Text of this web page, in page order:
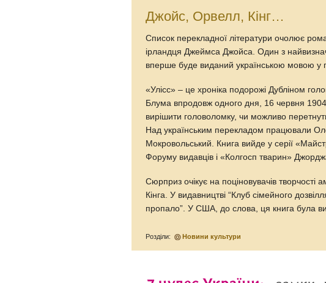
Джойс, Орвелл, Кінг…
Список перекладної літератури очолює
ірландця Джеймса Джойса. Один з
вперше буде виданий українською мовою у
«Улісс» – це хроніка подорожі Дубліном
Блума впродовж одного дня, 16 червня
вирішити головоломку, чи можливо
Над українським перекладом працювали
Мокровольський. Книга вийде у серії
Форуму видавців і «Колгосп тварин»
Сюрприз очікує на поціновувачів творчості
Кінга. У видавництві “Клуб сімейного
пропало”. У США, до слова, ця книга була
Розділи: Новини культури